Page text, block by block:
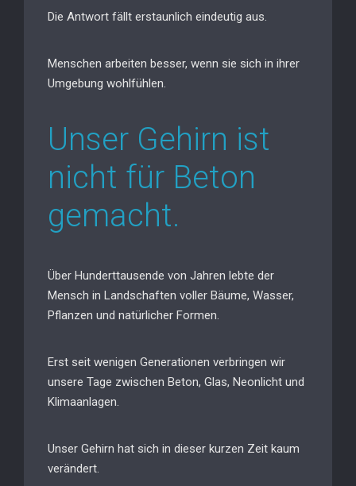
Die Antwort fällt erstaunlich eindeutig aus.
Menschen arbeiten besser, wenn sie sich in ihrer
Umgebung wohlfühlen.
Unser Gehirn ist
nicht für Beton
gemacht.
Über Hunderttausende von Jahren lebte der
Mensch in Landschaften voller Bäume, Wasser,
Pflanzen und natürlicher Formen.
Erst seit wenigen Generationen verbringen wir
unsere Tage zwischen Beton, Glas, Neonlicht und
Klimaanlagen.
Unser Gehirn hat sich in dieser kurzen Zeit kaum
verändert.